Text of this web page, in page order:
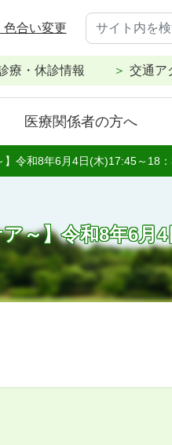
色合い変更
療・休診情報 交通ア
医療関係者の方へ
】令和8年6月4日(木)17:45～18
～】令和8年6月